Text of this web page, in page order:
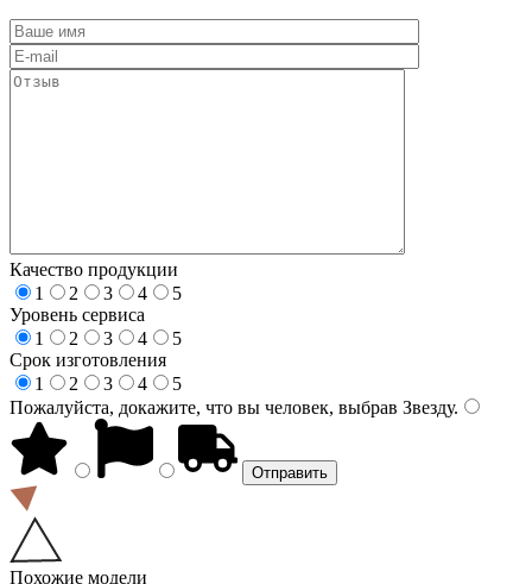
Качество продукции
1
2 3 4
5
Уровень сервиса
1
2 3 4
5
Срок изготовления
1
2 3 4
5
Пожалуйста, докажите, что вы человек, выбрав Звезду.
Похожие модели